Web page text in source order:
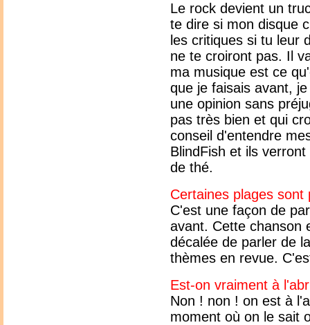
Le rock devient un
te dire si mon disque
les critiques si tu leur
ne te croiront pas. Il
ma musique est ce
que je faisais avant,
une opinion sans
pas très bien et qui
conseil d'entendre
BlindFish et ils
de thé.
Certaines plages
C'est une façon de
avant. Cette chanson
décalée de parler de
thèmes en revue.
Est-on vraiment à
Non ! non ! on est à
moment où on le sait